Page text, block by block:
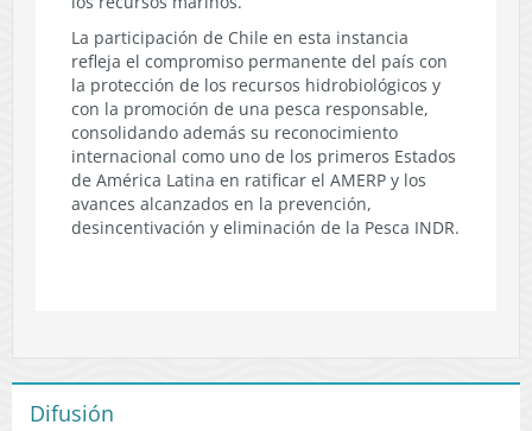
La participación de Chile en esta instancia
refleja el compromiso permanente del país con
la protección de los recursos hidrobiológicos y
con la promoción de una pesca responsable,
consolidando además su reconocimiento
internacional como uno de los primeros Estados
de América Latina en ratificar el AMERP y los
avances alcanzados en la prevención,
desincentivación y eliminación de la Pesca INDR.
Difusión